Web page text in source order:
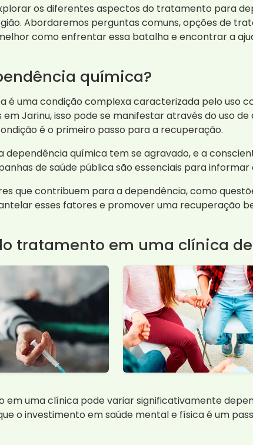
os diferentes aspectos do tratamento para
Abordaremos perguntas comuns, opções de
como enfrentar essa batalha e encontrar a
química?
é uma condição complexa caracterizada pelo uso
em Jarinu, isso pode se manifestar através do uso
é o primeiro passo para a recuperação.
dependência química tem se agravado, e a
de saúde pública são essenciais para
que contribuem para a dependência, como
esses fatores e promover uma recuperação
tratamento em uma clínica
uma clínica pode variar significativamente
o investimento em saúde mental e física é um